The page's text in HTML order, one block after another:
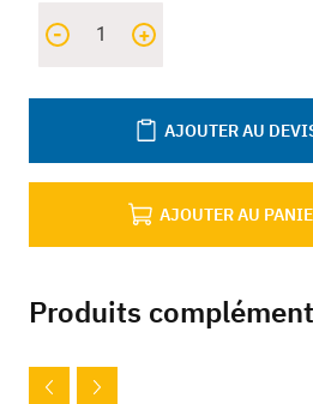
+
-
AJOUTER AU
AJOUTER AU
Produits